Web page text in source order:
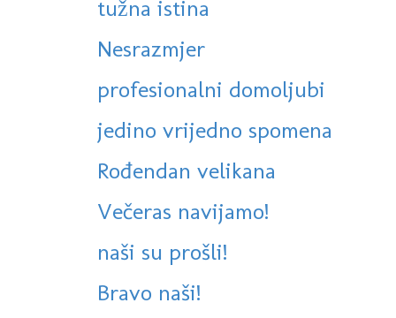
tužna istina
Nesrazmjer
profesionalni domoljubi
jedino vrijedno spomena
Rođendan velikana
Večeras navijamo!
naši su prošli!
Bravo naši!